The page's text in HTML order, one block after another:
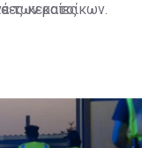
των κατοίκων.
κεραίες